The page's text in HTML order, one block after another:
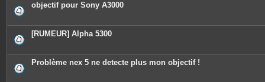
objectif pour Sony A3000
[RUMEUR] Alpha 5300
Problème nex 5 ne detecte plus mon objectif !